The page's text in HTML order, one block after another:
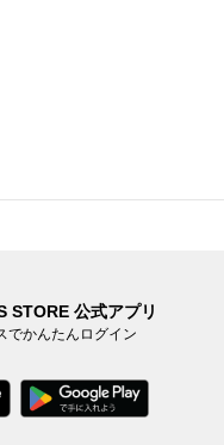
STORE 公式アプリ
でかんたんログイン